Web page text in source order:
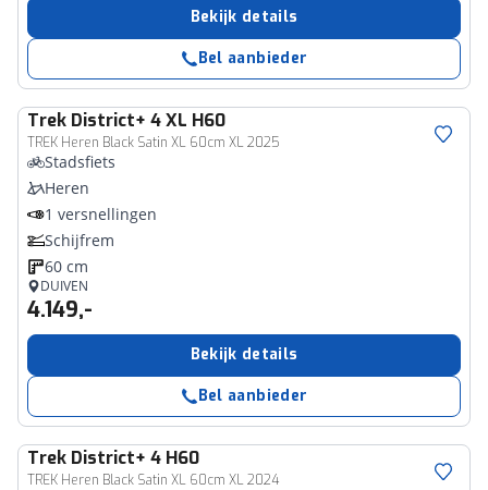
Bekijk details
Bel aanbieder
Trek District+ 4 XL H60
TREK Heren Black Satin XL 60cm XL 2025
Stadsfiets
Heren
1 versnellingen
Schijfrem
60 cm
DUIVEN
4.149,-
Bekijk details
Bel aanbieder
Trek District+ 4 H60
TREK Heren Black Satin XL 60cm XL 2024